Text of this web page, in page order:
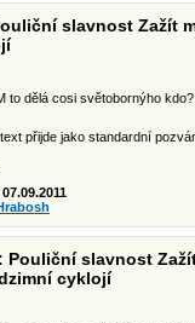
slavnost Zažít
to dělá cosi světobornýho kdo?
přijde jako standardní
07.09.2011
Pouliční slavnost
cyklojí